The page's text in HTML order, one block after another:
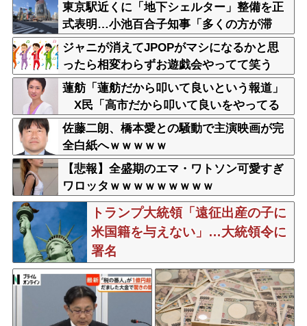
東京駅近くに「地下シェルター」整備を正
式表明…小池百合子知事「多くの方が滞
在、施設整備の効果高い」
ジャニが消えてJPOPがマシになるかと思
ったら相変わらずお遊戯会やってて笑う
蓮舫「蓮舫だから叩いて良いという報道」
X民「高市だから叩いて良いをやってる
のがお前だろ」
佐藤二朗、橋本愛との騒動で主演映画が完
全白紙へｗｗｗｗｗ
【悲報】全盛期のエマ・ワトソン可愛すぎ
ワロッタｗｗｗｗｗｗｗｗｗ
トランプ大統領「遠征出産の子に
米国籍を与えない」…大統領令に
署名